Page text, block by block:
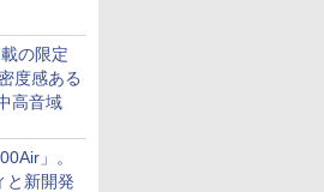
の限定
度感ある
高音域
」。
と新開発